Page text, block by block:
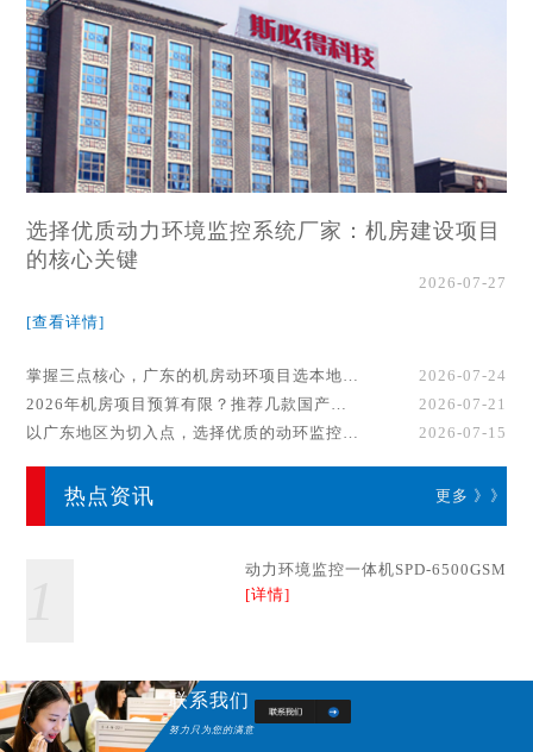
选择优质动力环境监控系统厂家：机房建设项目
的核心关键
2026-07-27
[查看详情]
掌握三点核心，广东的机房动环项目选本地厂家事半功倍！
2026-07-24
2026年机房项目预算有限？推荐几款国产动环监控系统品牌
2026-07-21
以广东地区为切入点，选择优质的动环监控系统厂家
2026-07-15
热点资讯 更多 》》
动力环境监控一体机SPD-6500GSM
[详情]
联系我们
努力只为您的满意